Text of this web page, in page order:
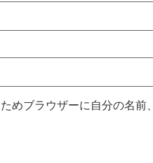
めブラウザーに自分の名前